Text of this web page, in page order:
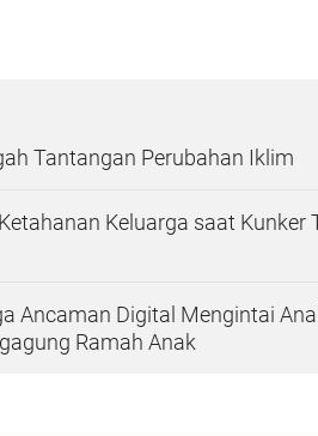
Tantangan Perubahan Iklim
Keluarga saat Kunker
Ancaman Digital Mengintai
Ramah Anak